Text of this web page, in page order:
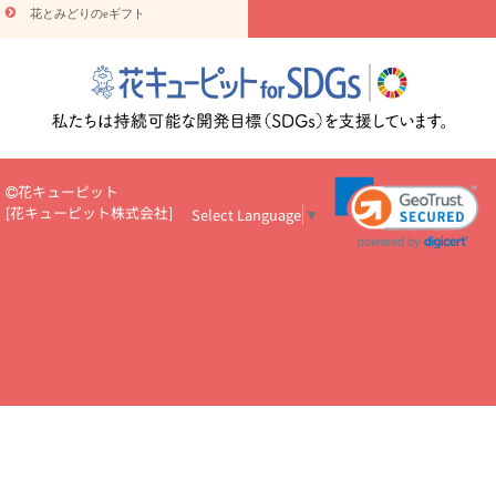
やみ・10000円～
365日の誕生花カレンダー
開店・開業祝
お祝いを贈るときのマナー・
花キューピットのお祝いコラム一覧
誕生日のお花を「色
彩心理学」で選ぶ方法
結婚祝いの予算相場
出産祝いお役立ち情
転職祝いのマナー基礎知識
ペットのお祝いワンポイントアド
バイス
スタンド花（フラスタ）のマナー
お見舞いのマナーとル
お祝い花のマナー総まとめ
場上司や先輩へ贈るお祝い花の正解は？
開店祝いの花 選び方ガイ
ド（早見表あり）
花キューピットのお供え・
プロ直伝10のテクニック
花美人5人の「花のある暮らし」
美
花とみどりのeギフト
花キューピット
[花キューピット株式会社] Select Language ▼